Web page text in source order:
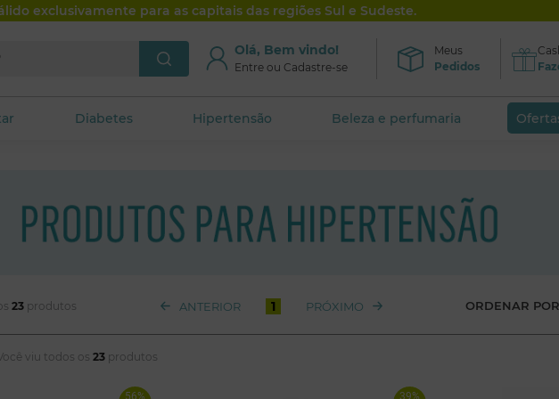
exclusivamente para as capitais das regiões Sul e Sudeste.
GlicoLev Club
Olá, Bem vindo!
Entre ou Cadastre-se
Meus
Pedidos
Diabetes Hipertensão Beleza e perfumaria
23 produtos ANTERIOR 1 PRÓXIMO ORDENAR
viu todos os 23 produtos
56%
39%